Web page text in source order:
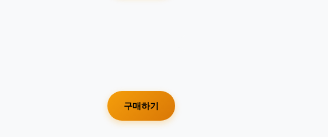
구매하기